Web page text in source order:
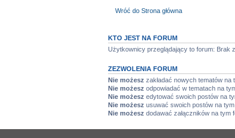
Wróć do Strona główna
KTO JEST NA FORUM
Użytkownicy przeglądający to forum: Brak
ZEZWOLENIA FORUM
Nie możesz zakładać nowych tematów na
Nie możesz odpowiadać w tematach na
Nie możesz edytować swoich postów na
Nie możesz usuwać swoich postów na
Nie możesz dodawać załączników na tym